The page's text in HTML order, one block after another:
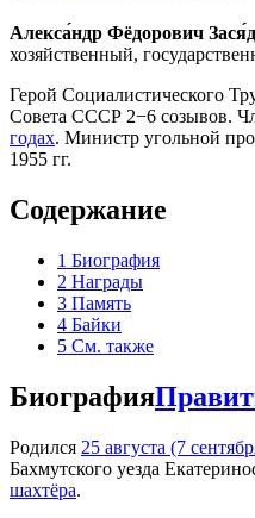
Алекса́ндр Фёдорович
хозяйственный,
Герой Социалистического
Совета СССР 2−6 созывов.
годах. Министр угольной
1955 гг.
Содержание
1 Биография
2 Награды
3 Память
4 Байки
5 См. также
Биография
Родился 25 августа (7
Бахмутского уезда
шахтёра.